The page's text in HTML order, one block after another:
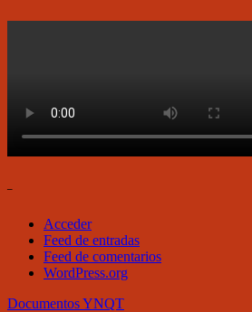
–
Acceder
Feed de entradas
Feed de comentarios
WordPress.org
DocumentosYNQT